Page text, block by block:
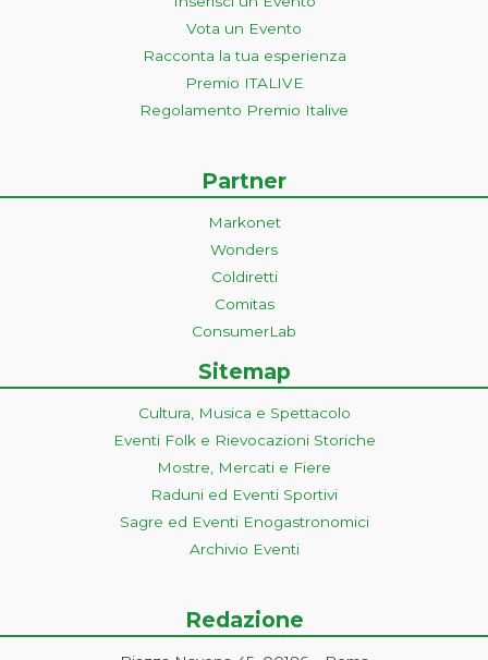
Vota un Evento
Racconta la tua esperienza
Premio ITALIVE
Regolamento Premio Italive
Partner
Markonet
Wonders
Coldiretti
Comitas
ConsumerLab
Sitemap
Cultura, Musica e Spettacolo
Eventi Folk e Rievocazioni Storiche
Mostre, Mercati e Fiere
Raduni ed Eventi Sportivi
Sagre ed Eventi Enogastronomici
Archivio Eventi
Redazione